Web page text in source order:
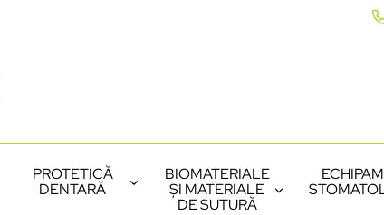
PROTETICĂ
DENTARĂ
BIOMATERIALE
ȘI MATERIALE
DE SUTURĂ